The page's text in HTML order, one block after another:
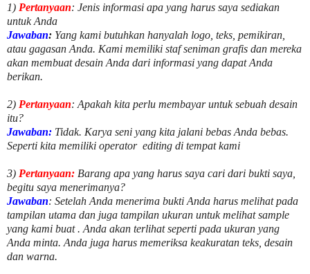
1) Pertanyaan: Jenis informasi apa yang harus saya sediakan
untuk Anda
Jawaban: Yang kami butuhkan hanyalah logo, teks, pemikiran,
atau gagasan Anda. Kami memiliki staf seniman grafis dan mereka
akan membuat desain Anda dari informasi yang dapat Anda
berikan.
2) Pertanyaan: Apakah kita perlu membayar untuksebuah desain
itu?
Jawaban: Tidak. Karya seni yang kita jalani bebas Anda bebas.
Seperti kita memiliki operator editing di tempat kami
3) Pertanyaan: Barang apa yang harus saya cari dari bukti saya,
begitu saya menerimanya?
Jawaban: Setelah Anda menerima bukti Anda harus melihat pada
tampilan utama dan juga tampilan ukuran untuk melihatsample
yang kami buat . Anda akan terlihat seperti pada ukuran yang
Anda minta. Anda juga harus memeriksa keakuratan teks, desain
dan warna.